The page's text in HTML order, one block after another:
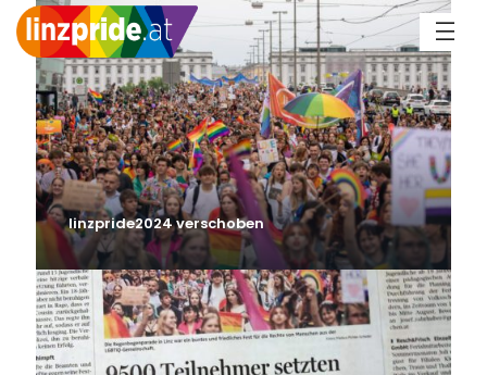
linzpride2024 verschoben